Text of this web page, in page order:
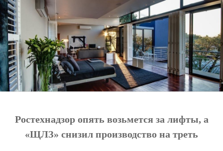
Ростехнадзор опять возьмется за лифты, а
«ЩЛЗ» снизил производство на треть